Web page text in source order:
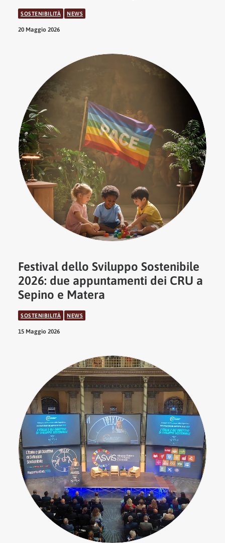
SOSTENIBILITÀ NEWS
20 Maggio 2026
Festival dello Sviluppo Sostenibile
2026: due appuntamenti dei CRU a
Sepino e Matera
SOSTENIBILITÀ NEWS
15 Maggio 2026